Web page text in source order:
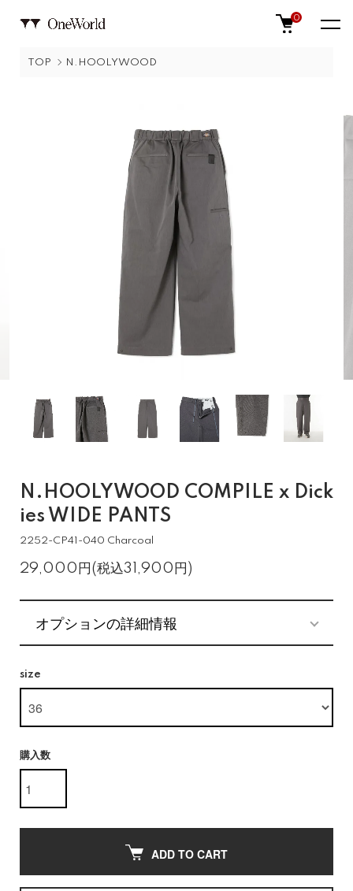
0
TOP N.HOOLYWOOD
N.HOOLYWOOD COMPILE x Dick
ies WIDE PANTS
2252-CP41-040 Charcoal
29,000円(税込31,900円)
オプションの詳細情報
size
購入数
ADD TO CART